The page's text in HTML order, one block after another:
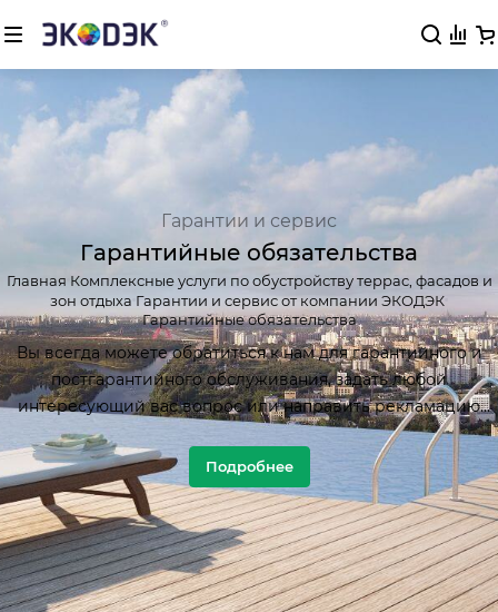
Гарантии и сервис
Гарантийные обязательства
Главная Комплексные услуги по обустройству террас, фасадов и
зон отдыха Гарантии и сервис от компании ЭКОДЭК
Гарантийные обязательства
Вы всегда можете обратиться к нам для гарантийного и
постгарантийного обслуживания, задать любой
интересующий вас вопрос или направить рекламацию
при обнаружении разрушений или дефектов,
приобретенной у нас продукции.
Подробнее